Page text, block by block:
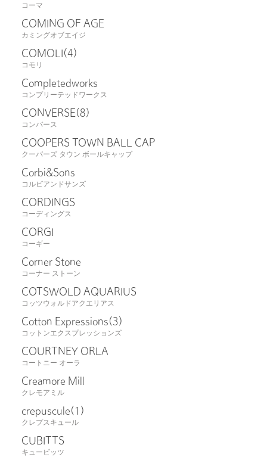
コーマ
COMING OF AGE
カミングオブエイジ
COMOLI (4)
コモリ
Completedworks
コンプリーテッドワークス
CONVERSE(8)
コンバース
COOPERS TOWN BALL CAP
クーパーズ タウン ボールキャップ
Corbi&Sons
コルビアンドサンズ
CORDINGS
コーディングス
CORGI
コーギー
Corner Stone
コーナー ストーン
COTSWOLD AQUARIUS
コッツウォルドアクエリアス
Cotton Expressions(3)
コットンエクスプレッションズ
COURTNEY ORLA
コートニー オーラ
Creamore Mill
クレモアミル
crepuscule(1)
クレプスキュール
CUBITTS
キュービッツ